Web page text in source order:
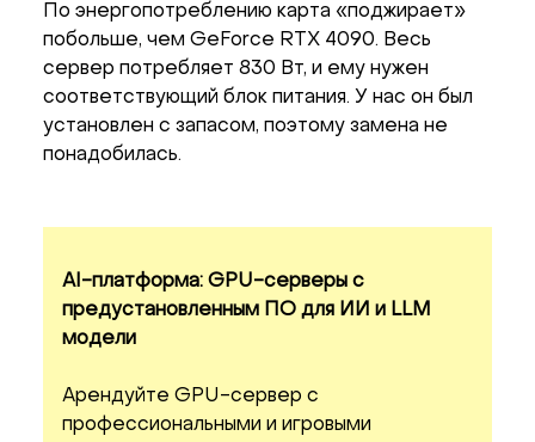
По энергопотреблению карта «поджирает»
побольше, чем GeForce RTX 4090. Весь
сервер потребляет 830 Вт, и ему нужен
соответствующий блок питания. У нас он был
установлен с запасом, поэтому замена не
понадобилась.
AI-платформа: GPU-серверы с
предустановленным ПО для ИИ и LLM
модели
Арендуйте GPU-сервер с
профессиональными и игровыми